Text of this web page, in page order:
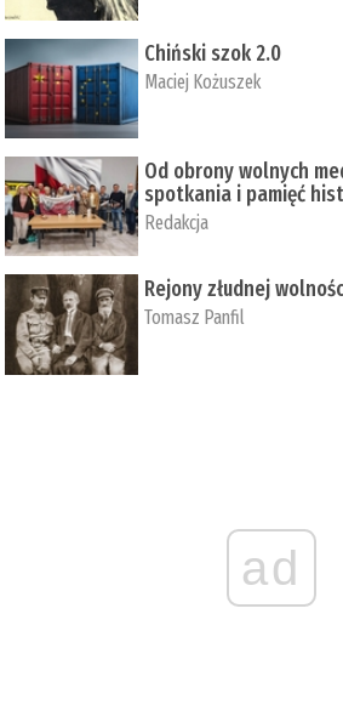
Chiński szok 2.0
Maciej Kożuszek
Od obrony wolnych
spotkania i pamięć
Redakcja
Rejony złudnej
Tomasz Panfil
ad